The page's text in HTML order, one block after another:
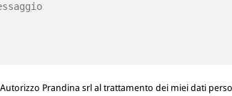
Autorizzo Prandina srl al trattamento dei miei dati